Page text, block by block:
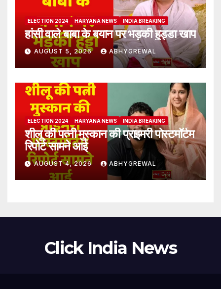
ELECTION 2024 HARYANA NEWS INDIA BREAKING
हांसी वाले बाबा के बयान पर भड़की हुड्डा खाप
AUGUST 5, 2026 ABHYGREWAL
ELECTION 2024 HARYANA NEWS INDIA BREAKING
शीलू की पत्नी मुस्कान की प्राइमरी पोस्टमॉर्टम
रिपोर्ट सामने आई
AUGUST 4, 2026 ABHYGREWAL
Click India News